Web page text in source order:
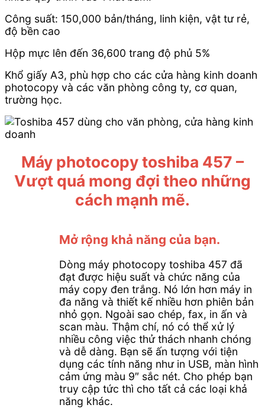
Công suất: 150,000 bản/tháng, linh kiện, vật tư rẻ,
độ bền cao
Hộp mực lên đến 36,600 trang độ phủ 5%
Khổ giấy A3, phù hợp cho các cửa hàng kinh doanh
photocopy và các văn phòng công ty, cơ quan,
trường học.
Máy photocopy toshiba 457 –
Vượt quá mong đợi theo những
cách mạnh mẽ.
Mở rộng khả năng của bạn.
Dòng máy photocopy toshiba 457 đã
đạt được hiệu suất và chức năng của
máy copy đen trắng. Nó lớn hơn máy in
đa năng và thiết kế nhiều hơn phiên bản
nhỏ gọn. Ngoài sao chép, fax, in ấn và
scan màu. Thậm chí, nó có thể xử lý
nhiều công việc thử thách nhanh chóng
và dễ dàng. Bạn sẽ ấn tượng với tiện
dụng các tính năng như in USB, màn hình
cảm ứng màu 9″ sắc nét. Cho phép bạn
truy cập tức thì cho tất cả các loại khả
năng khác.